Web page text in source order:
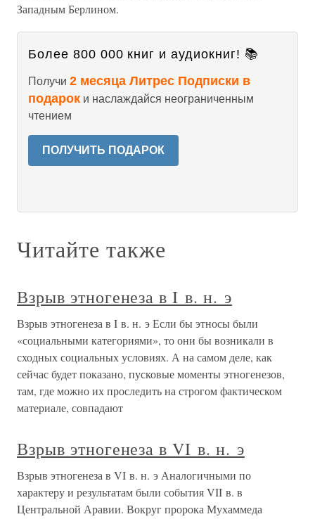
Западным Берлином.
Более 800 000 книг и аудиокниг! 📚
Получи 2 месяца Литрес Подписки в
подарок и наслаждайся неограниченным
чтением
ПОЛУЧИТЬ ПОДАРОК
Читайте также
Взрыв этногенеза в I в. н. э
Взрыв этногенеза в I в. н. э Если бы этносы были
«социальными категориями», то они бы возникали в
сходных социальных условиях. А на самом деле, как
сейчас будет показано, пусковые моменты этногенезов,
там, где можно их проследить на строгом фактическом
материале, совпадают
Взрыв этногенеза в VI в. н. э
Взрыв этногенеза в VI в. н. э Аналогичными по
характеру и результатам были события VII в. в
Центральной Аравии. Вокруг пророка Мухаммеда